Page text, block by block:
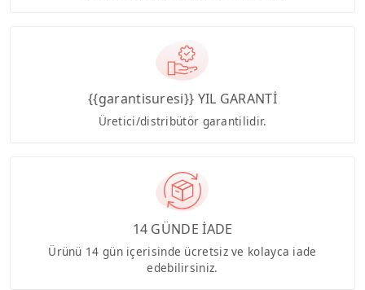
{{garantisuresi}} YIL GARANTİ
Üretici/distribütör garantilidir.
14 GÜNDE İADE
Ürünü 14 gün içerisinde ücretsiz ve kolayca iade
edebilirsiniz.